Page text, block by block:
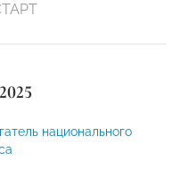
национального